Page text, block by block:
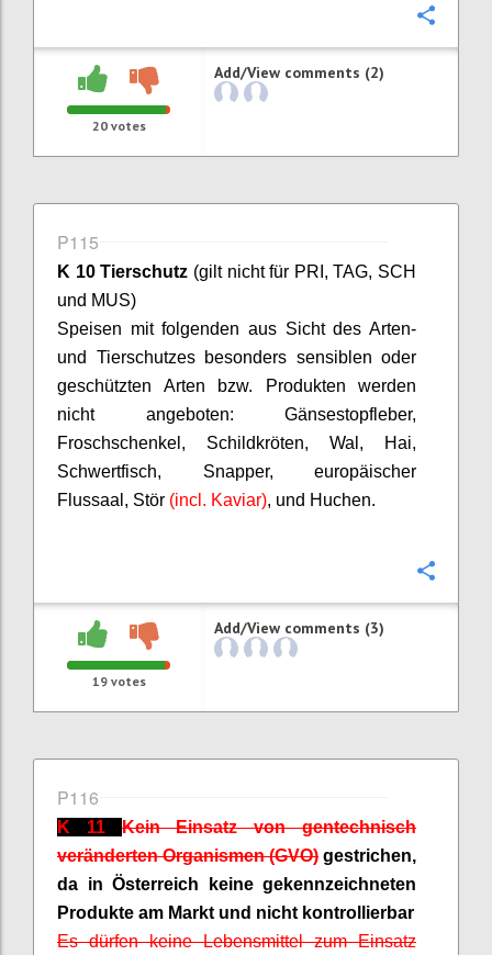
20votes
Add/View comments (2)
P115
K 10 Tierschutz (gilt nicht für PRI, TAG, SCH
und MUS)
Speisen mit folgenden aus Sicht des Arten-
und Tierschutzes besonders sensiblen oder
geschützten Arten bzw. Produkten werden
nicht angeboten: Gänsestopfleber,
Froschschenkel, Schildkröten, Wal, Hai,
Schwertfisch, Snapper, europäischer
Flussaal, Stör (incl. Kaviar), und Huchen.
19votes
Add/View comments (3)
P116
K 11Kein Einsatz von gentechnisch
veränderten Organismen (GVO) gestrichen,
da in Österreich keine gekennzeichneten
Produkte am Markt und nicht kontrollierbar
Es dürfen keine Lebensmittel zum Einsatz